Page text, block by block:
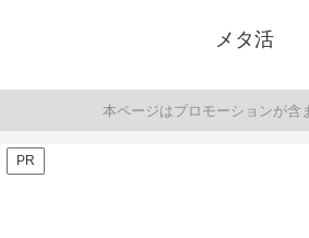
メタ活
本ページはプロモーションが含
PR